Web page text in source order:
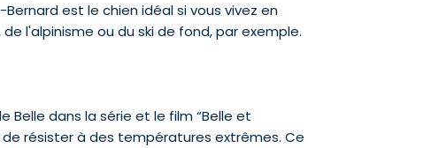
est le chien idéal si vous vivez en
l'alpinisme ou du ski de fond, par exemple.
Belle dans la série et le film “Belle et
résister à des températures extrêmes. Ce